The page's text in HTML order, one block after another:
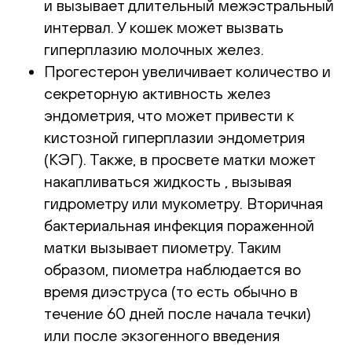
и вызывает длительный межэстральный
интервал. У кошек может вызвать
гиперплазию молочных желез.
Прогестерон увеличивает количество и
секреторную активность желез
эндометрия, что может привести к
кистозной гиперплазии эндометрия
(КЭГ). Также, в просвете матки может
накапливаться жидкость , вызывая
гидрометру или мукометру. Вторичная
бактериальная инфекция пораженной
матки вызывает пиометру. Таким
образом, пиометра наблюдается во
время диэструса (то есть обычно в
течение 60 дней после начала течки)
или после экзогенного введения